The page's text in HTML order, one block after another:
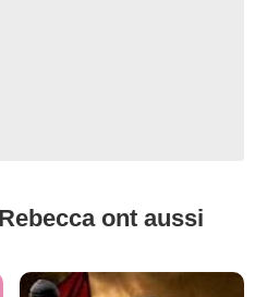
ont aussi